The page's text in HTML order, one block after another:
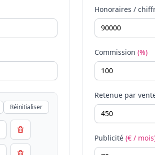
Réinitialiser
Honoraires /
Commission (%)
Retenue par
Publicité (€ /